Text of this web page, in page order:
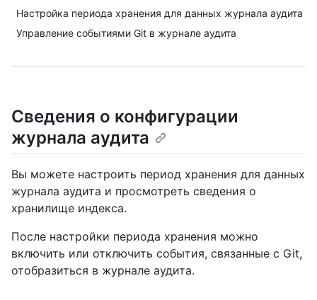
Настройка периода хранения для данных журнала аудита
Управление событиями Git в журнале аудита
Сведения о конфигурации
журнала аудита
Вы можете настроить период хранения для данных
журнала аудита и просмотреть сведения о
хранилище индекса.
После настройки периода хранения можно
включить или отключить события, связанные с Git,
отобразиться в журнале аудита.